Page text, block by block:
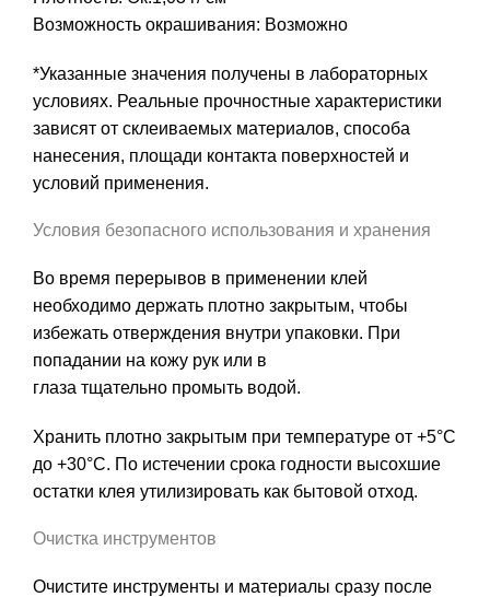
Возможность окрашивания: Возможно
*Указанные значения получены в лабораторных
условиях. Реальные прочностные характеристики
зависят от склеиваемых материалов, способа
нанесения, площади контакта поверхностей и
условий применения.
Условия безопасного использования и хранения
Во время перерывов в применении клей
необходимо держать плотно закрытым, чтобы
избежать отверждения внутри упаковки. При
попадании на кожу рук или в
глаза тщательно промыть водой.
Хранить плотно закрытым при температуре от +5°C
до +30°C. По истечении срока годности высохшие
остатки клея утилизировать как бытовой отход.
Очистка инструментов
Очистите инструменты и материалы сразу после